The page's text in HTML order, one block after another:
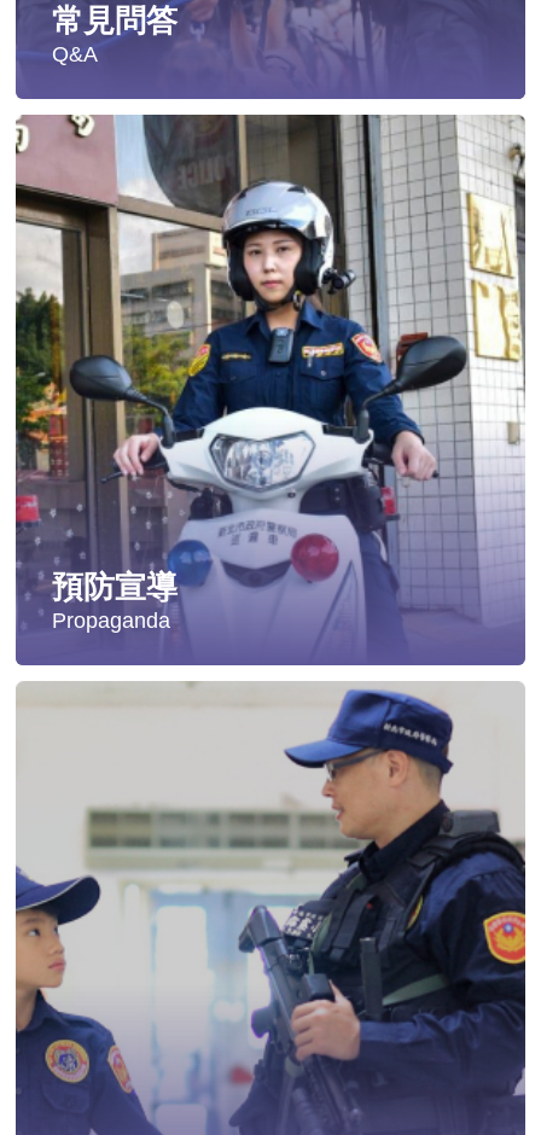
常見問答
Q&A
遭受性侵害時，可向哪些單位求助？
發生性侵害案件後，我可以請社工陪同嗎?
發生性侵害案件後，我需要去驗傷嗎?
遇到性騷擾案件之處理？
當你遭受到家庭暴力時該如何處理？
如何執行家庭暴力加害人訪查、訪查對象及期間為何?
預防宣導
Propaganda
影音專區
交通安全